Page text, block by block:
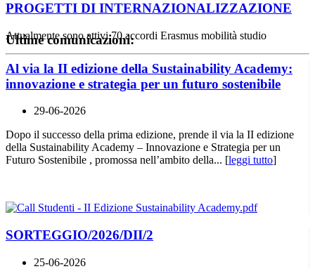
PROGETTI DI INTERNAZIONALIZZAZIONE
Attualmente sono attivi 70 accordi Erasmus mobilità studio
Ultime comunicazioni:
Al via la II edizione della Sustainability Academy:
innovazione e strategia per un futuro sostenibile
29-06-2026
Dopo il successo della prima edizione, prende il via la II edizione
della Sustainability Academy – Innovazione e Strategia per un
Futuro Sostenibile , promossa nell’ambito della... [leggi tutto]
SORTEGGIO/2026/DII/2
25-06-2026